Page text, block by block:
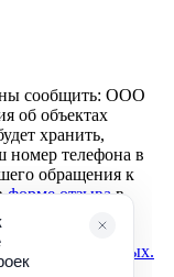
сообщить: ООО
об объектах
хранить,
номер телефона в
обращения к
форме отзывав
данных.